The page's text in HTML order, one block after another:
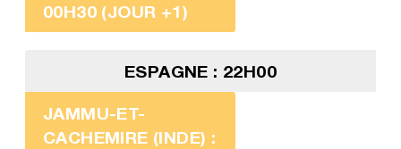
00H30 (JOUR +1)
ESPAGNE : 22H00
JAMMU-ET-
CACHEMIRE (INDE) :